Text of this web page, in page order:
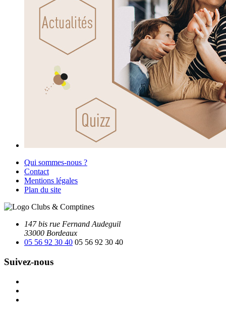
Qui sommes-nous ?
Contact
Mentions légales
Plan du site
147 bis rue Fernand Audeguil
33000 Bordeaux
05 56 92 30 40 05 56 92 30 40
Suivez-nous